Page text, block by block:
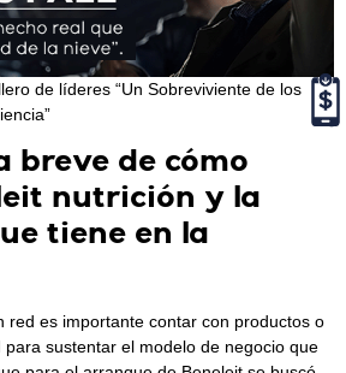
de líderes “Un Sobreviviente de los
breve de cómo
nutrición y la
tiene en la
red es importante contar con productos o
sustentar el modelo de negocio que